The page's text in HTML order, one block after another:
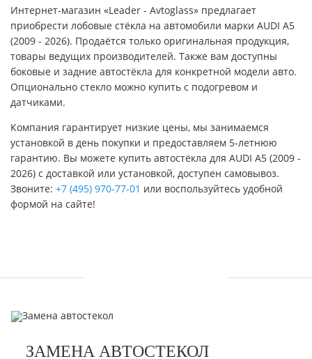
Интернет-магазин «Leader - Avtoglass» предлагает
приобрести лобовые стёкла на автомобили марки AUDI A5
(2009 - 2026). Продаётся только оригинальная продукция,
товары ведущих производителей. Также вам доступны
боковые и задние автостёкла для конкретной модели авто.
Опционально стекло можно купить с подогревом и
датчиками.
Компания гарантирует низкие цены, мы занимаемся
установкой в день покупки и предоставляем 5-летнюю
гарантию. Вы можете купить автостёкла для AUDI A5 (2009 -
2026) с доставкой или установкой, доступен самовывоз.
Звоните: +7 (495) 970-77-01 или воспользуйтесь удобной
формой на сайте!
ЗАМЕНА АВТОСТЕКОЛ